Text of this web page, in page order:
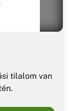
tilalom van